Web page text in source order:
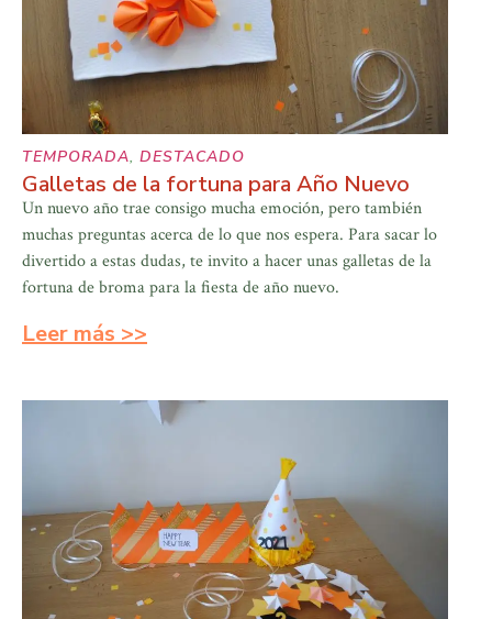
TEMPORADA, DESTACADO
Galletas de la fortuna para Año Nuevo
Un nuevo año trae consigo mucha emoción, pero también
muchas preguntas acerca de lo que nos espera. Para sacar lo
divertido a estas dudas, te invito a hacer unas galletas de la
fortuna de broma para la fiesta de año nuevo.
Leer más >>